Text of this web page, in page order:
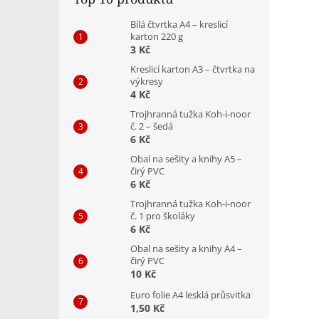
Bílá čtvrtka A4 – kreslicí
karton 220 g
3 Kč
Kreslicí karton A3 – čtvrtka na
výkresy
4 Kč
Trojhranná tužka Koh-i-noor
č. 2 – šedá
6 Kč
Obal na sešity a knihy A5 –
čirý PVC
6 Kč
Trojhranná tužka Koh-i-noor
č. 1 pro školáky
6 Kč
Obal na sešity a knihy A4 –
čirý PVC
10 Kč
Euro folie A4 lesklá průsvitka
1,50 Kč